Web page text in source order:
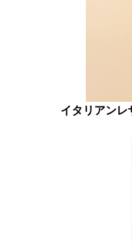
イタリアンレ